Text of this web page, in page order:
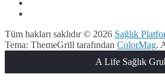
Tüm hakları saklıdır © 2026 Sağlık
Tema: ThemeGrill tarafından ColorMag.
A Life Sağlık